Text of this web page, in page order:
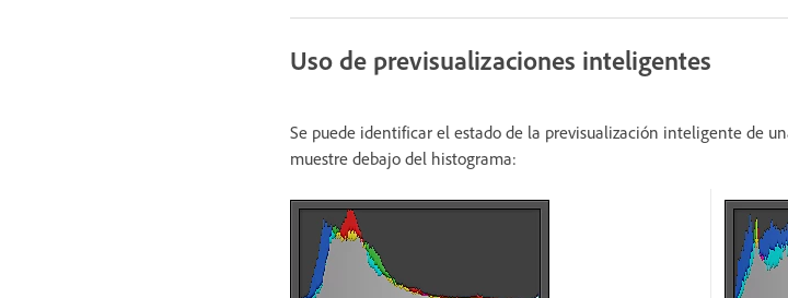
Uso de previsualizaciones inteligentes
Se puede identificar el estado de la previsualización inteligente de
muestre debajo del histograma: